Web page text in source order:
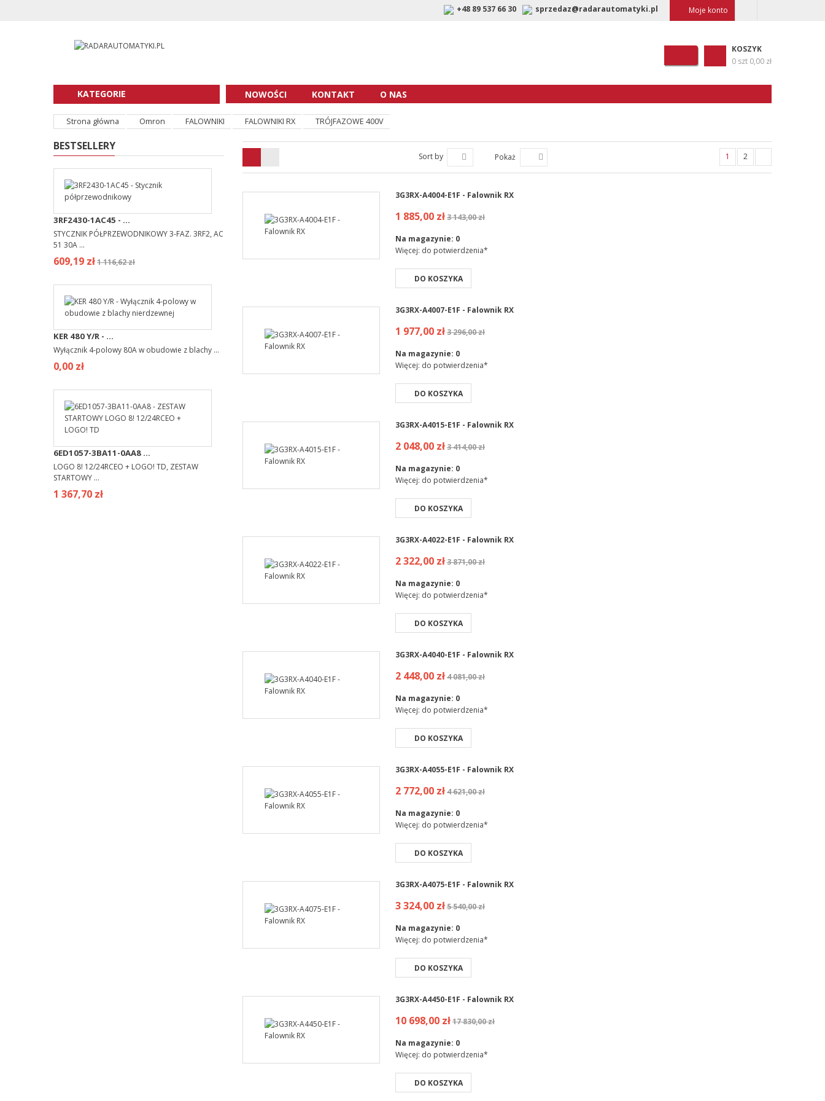
+48 89 537 66 30 sprzedaz@radarautomatyki.pl Moje konto
KOSZYK
0 szt 0,00 zł
KATEGORIE NOWOŚCI KONTAKT O NAS
Strona główna Omron FALOWNIKI FALOWNIKI RX TRÓJFAZOWE 400V
BESTSELLERY
3RF2430-1AC45 - ...
STYCZNIK PÓŁPRZEWODNIKOWY 3-FAZ. 3RF2, AC
51 30A ...
609,19 zł1 116,62 zł
KER 480 Y/R - ...
Wyłącznik 4-polowy 80A w obudowie z blachy ...
0,00 zł
6ED1057-3BA11-0AA8 ...
LOGO 8! 12/24RCEO + LOGO! TD, ZESTAW
STARTOWY ...
1 367,70 zł
Sort by Pokaż 1 2
3G3RX-A4004-E1F - Falownik RX
1 885,00 zł3 143,00 zł
Na magazynie: 0
Więcej: do potwierdzenia*
DO KOSZYKA
3G3RX-A4007-E1F - Falownik RX
1 977,00 zł3 296,00 zł
Na magazynie: 0
Więcej: do potwierdzenia*
DO KOSZYKA
3G3RX-A4015-E1F - Falownik RX
2 048,00 zł3 414,00 zł
Na magazynie: 0
Więcej: do potwierdzenia*
DO KOSZYKA
3G3RX-A4022-E1F - Falownik RX
2 322,00 zł3 871,00 zł
Na magazynie: 0
Więcej: do potwierdzenia*
DO KOSZYKA
3G3RX-A4040-E1F - Falownik RX
2 448,00 zł4 081,00 zł
Na magazynie: 0
Więcej: do potwierdzenia*
DO KOSZYKA
3G3RX-A4055-E1F - Falownik RX
2 772,00 zł4 621,00 zł
Na magazynie: 0
Więcej: do potwierdzenia*
DO KOSZYKA
3G3RX-A4075-E1F - Falownik RX
3 324,00 zł5 540,00 zł
Na magazynie: 0
Więcej: do potwierdzenia*
DO KOSZYKA
3G3RX-A4450-E1F - Falownik RX
10 698,00 zł17 830,00 zł
Na magazynie: 0
Więcej: do potwierdzenia*
DO KOSZYKA